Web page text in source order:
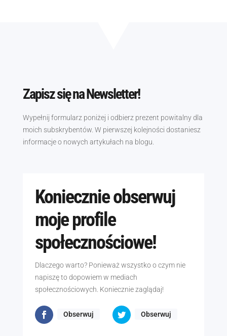
Zapisz się na Newsletter!
Wypełnij formularz poniżej i odbierz prezent powitalny dla
moich subskrybentów. W pierwszej kolejności dostaniesz
informacje o nowych artykułach na blogu.
Koniecznie obserwuj
moje profile
społecznościowe!
Dlaczego warto? Ponieważ wszystko o czym nie
napiszę to dopowiem w mediach
społecznościowych. Koniecznie zaglądaj!
Obserwuj Obserwuj